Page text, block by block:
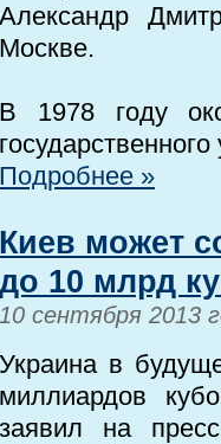
Александр
Москве.
В 1978 году
Подробнее »
Киев может
до 10 млрд
10 сентября 2013
Украина в
миллиардов
заявил на